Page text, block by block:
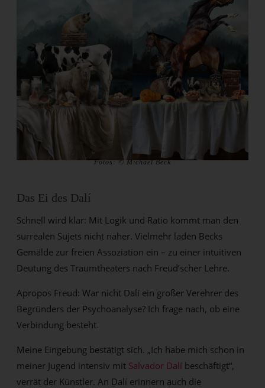
Fotos: © Michael Beck
Das Ei des Dalí
Schnell wird klar: Mit Logik und Ratio kommt man den
surrealen Sujets nicht näher. Vielmehr laden Becks
Gemälde zur freien Assoziation ein – zu einer intuitiven
Deutung des Traumtheaters nach Freud’scher Lehre.
Apropos Freud: War nicht Dalí ein großer Verehrer des
Begründers der Psychoanalyse? Ich frage nach, ob eine
Verbindung besteht.
Meine Eingebung bestätigt sich. „Ich habe mich schon in
meiner Jugend intensiv mit Salvador Dalí beschäftigt“,
verrät der Künstler. An Dalí erinnern auch die